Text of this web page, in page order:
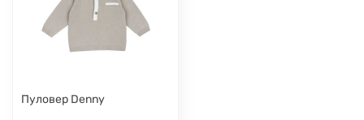
Пуловер Denny